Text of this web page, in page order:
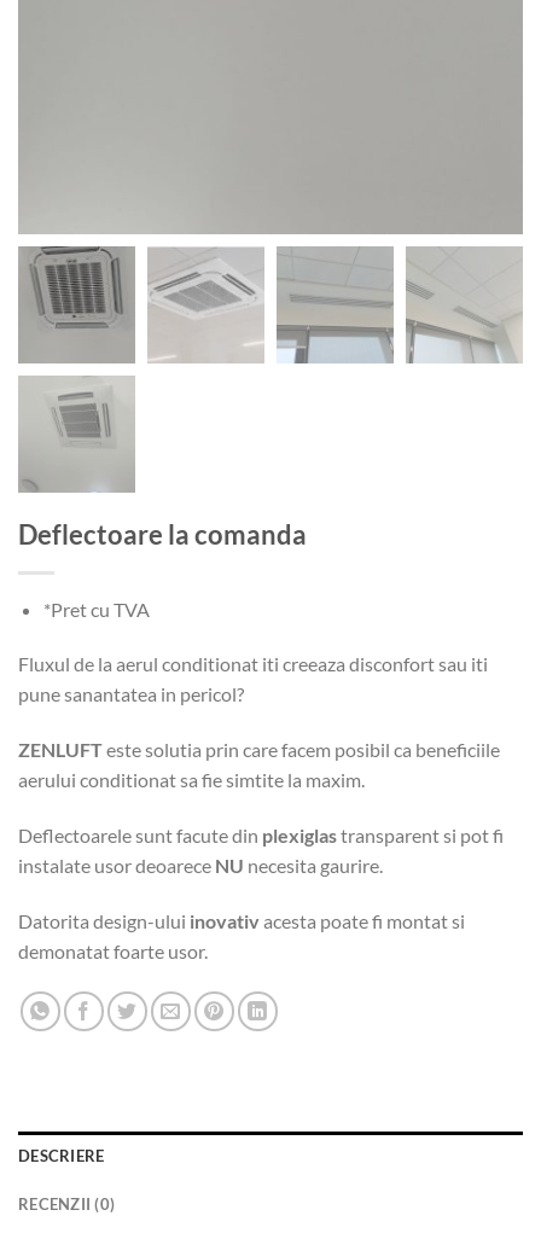
Deflectoare la comanda
*Pret cu TVA
Fluxul de la aerul conditionat iti creeaza disconfort sau iti
pune sanantatea in pericol?
ZENLUFTeste solutia prin care facem posibil ca beneficiile
aerului conditionat sa fie simtite la maxim.
Deflectoarele sunt facute din plexiglastransparent si pot fi
instalate usor deoarece NU necesita gaurire.
Datorita design-ului inovativacesta poate fi montat si
demonatat foarte usor.
DESCRIERE
RECENZII (0)